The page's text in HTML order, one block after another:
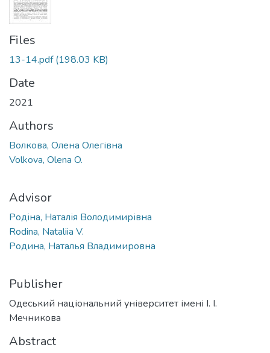
Files
13-14.pdf(198.03 KB)
Date
2021
Authors
Волкова, Олена Олегівна
Volkova, Olena O.
Advisor
Родіна, Наталія Володимирівна
Rodina, Nataliia V.
Родина, Наталья Владимировна
Publisher
Одеський національний університет імені І. І.
Мечникова
Abstract